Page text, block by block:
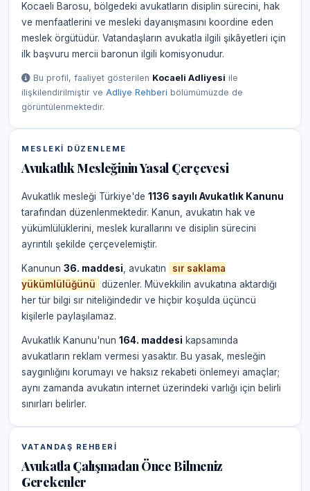
Kocaeli Barosu, bölgedeki avukatların disiplin sürecini, hak
ve menfaatlerini ve mesleki dayanışmasını koordine eden
meslek örgütüdür. Vatandaşların avukatla ilgili şikâyetleri için
ilk başvuru mercii baronun ilgili komisyonudur.
Bu profil, faaliyet gösterilen Kocaeli Adliyesi ile
ilişkilendirilmiştir ve Adliye Rehberi bölümümüzde de
görüntülenmektedir.
MESLEKI DÜZENLEME
Avukatlık Mesleğinin Yasal Çerçevesi
Avukatlık mesleği Türkiye'de 1136 sayılı Avukatlık Kanunu
tarafından düzenlenmektedir. Kanun, avukatın hak ve
yükümlülüklerini, meslek kurallarını ve disiplin sürecini
ayrıntılı şekilde çerçevelemiştir.
Kanunun 36. maddesi , avukatın
sır saklama
yükümlülüğünü
düzenler. Müvekkilin avukatına aktardığı
her tür bilgi sır niteliğindedir ve hiçbir koşulda üçüncü
kişilerle paylaşılamaz.
Avukatlık Kanunu'nun 164. maddesi kapsamında
avukatların reklam vermesi yasaktır. Bu yasak, mesleğin
saygınlığını korumayı ve haksız rekabeti önlemeyi amaçlar;
aynı zamanda avukatın internet üzerindeki varlığı için belirli
sınırları belirler.
VATANDAŞ REHBERI
Avukatla Çalışmadan Önce Bilmeniz
Gerekenler